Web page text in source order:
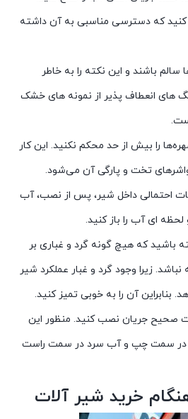
که دسترسی مناسبی به آن داشته
سالم باشند و این نکته را به خاطر
های انعطاف پذیر از نمونه های خشک
را بیش از حد محکم نکنید. این کار
تخت و پارگی آن می‌شود.
احتمالی داخل شیر، پس از نصب، آب
لحظه ای آب را باز کنید.
باشید که هیچ گونه گرد و غباری بر
زیرا وجود گرد و غبار عملکرد شیر
بنابراین آن را به خوبی تمیز کنید.
صحیح جریان نصب کنید. منظور این
در سمت چپ و آب سرد در سمت راست
خرید شیر آلات